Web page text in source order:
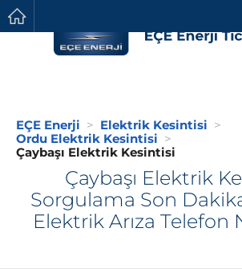
EÇE Enerji
Elektrik Kesintisi
Ordu Elektrik Kesintisi
Çaybaşı Elektrik Kesintisi
Çaybaşı Elektrik
Sorgulama Son
Elektrik Arıza Telefon